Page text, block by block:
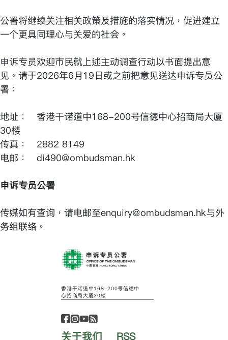
公署将继续关注相关政策及措施的落实情况，促进建立
一个更具同理心与关爱的社会。
申诉专员欢迎市民就上述主动调查行动以书面提出意
见。请于2026年6月19日或之前把意见送达申诉专员公
署：
地址： 香港干诺道中168-200号信德中心招商局大厦
30楼
传真： 2882 8149
电邮： di490@ombudsman.hk
申诉专员公署
传媒如有查询，请电邮至enquiry@ombudsman.hk与外
务组联络。
香港干诺道中168-200号信德中
心招商局大厦30楼
关于我们 RSS